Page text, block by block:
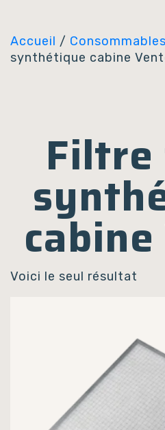
Accueil / Consommables
synthétique cabine
Voici le seul résultat